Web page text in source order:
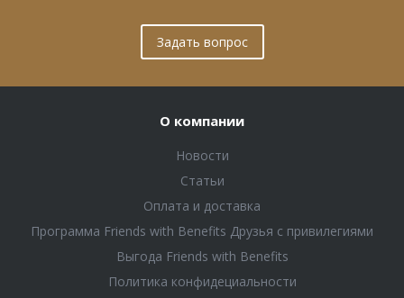
Задать вопрос
О компании
Новости
Статьи
Оплата и доставка
Программа Friends with Benefits Друзья с привилегиями
Выгода Friends with Benefits
Политика конфидециальности